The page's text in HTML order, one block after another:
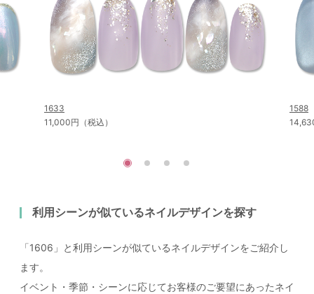
1633
11,000円（税込）
1588
利用シーンが似ているネイルデザインを探す
「1606」と利用シーンが似ているネイルデザインをご紹介し
ます。
イベント・季節・シーンに応じてお客様のご要望にあったネイ